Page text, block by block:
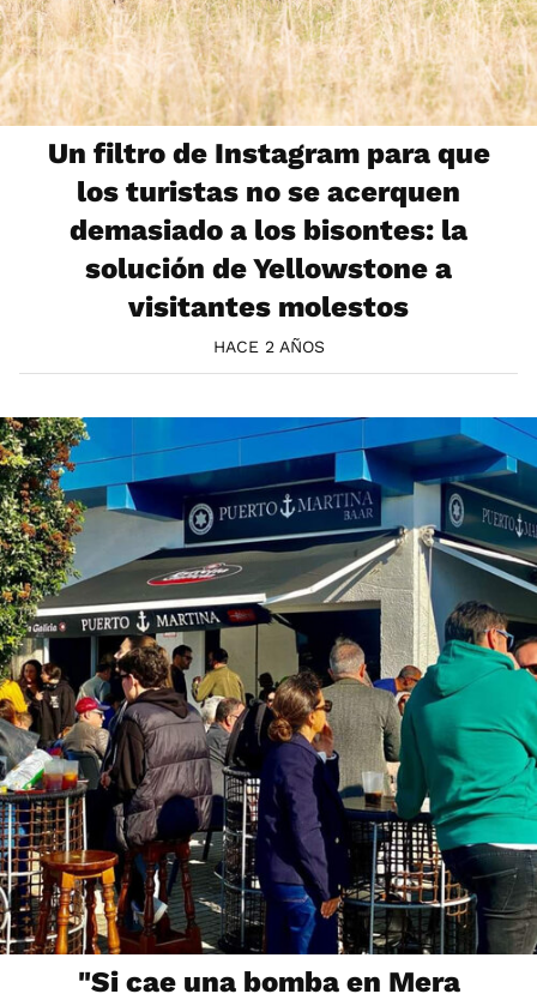
Un filtro de Instagram para que
los turistas no se acerquen
demasiado a los bisontes: la
solución de Yellowstone a
visitantes molestos
HACE 2 AÑOS
"Si cae una bomba en Mera